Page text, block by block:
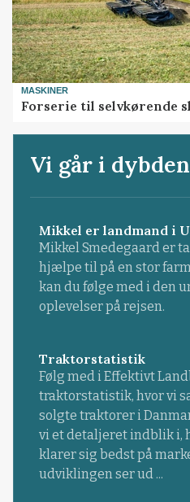
MASKINER
Forserie til selvkørende
Vi går i
Mikkel er landmand i
Mikkel Smedegaard er
hjælpe til på en stor
kan du følge med i den
oplevelser på rejsen.
Traktorstatistik
Følg med i Effektivt
traktorstatistik, hvor vi
solgte traktorer i
vi et detaljeret indblik i,
klarer sig bedst på
udviklingen ser ud ...